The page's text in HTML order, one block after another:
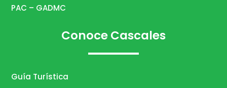
PAC – GADMC
Conoce Cascales
Guía Turística